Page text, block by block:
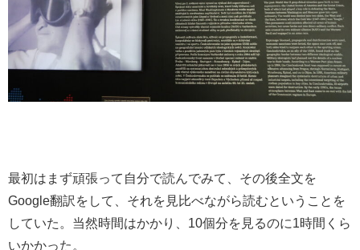
最初はまず頑張って自分で読んでみて、その後全文を
Google翻訳をして、それを見比べながら読むということを
していた。当然時間はかかり、10個分を見るのに1時間くら
いかかった。